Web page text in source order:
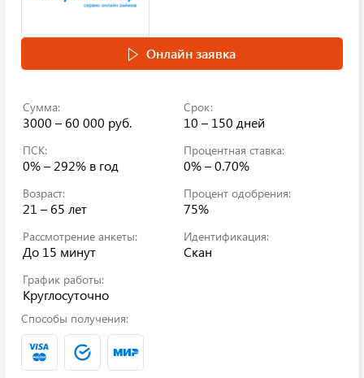
Онлайн заявка
Сумма:
3000 – 60 000 руб.
Срок:
10 – 150 дней
ПСК:
0% – 292% в год
Процентная ставка:
0% – 0.70%
Возраст:
21 – 65 лет
Процент одобрения:
75%
Рассмотрение анкеты:
До 15 минут
Идентификация:
Скан
График работы:
Круглосуточно
Способы получения: